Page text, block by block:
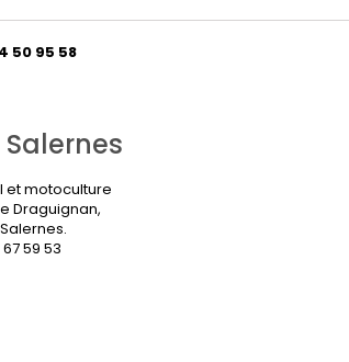
50 95 58
et motoculture
Draguignan,
59 53